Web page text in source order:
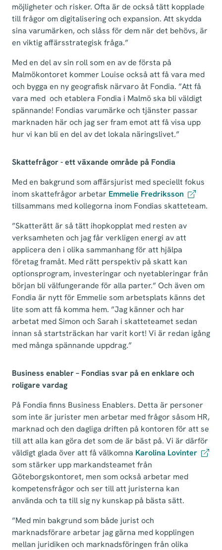
möjligheter och risker. Ofta är de också tätt kopplade
till frågor om digitalisering och expansion. Att skydda
sina varumärken, och slåss för dem när det behövs, är
en viktig affärsstrategisk fråga.”
Med en del av sin roll som en av de första på
Malmökontoret kommer Louise också att få vara med
och bygga en ny geografisk närvaro åt Fondia. ”Att få
vara med och etablera Fondia i Malmö ska bli väldigt
spännande! Fondias varumärke och tjänster passar
marknaden här och jag ser fram emot att få visa upp
hur vi kan bli en del av det lokala näringslivet.”
Skattefrågor - ett växande område på Fondia
Med en bakgrund som affärsjurist med speciellt fokus
inom skattefrågor arbetar Emmelie Fredriksson
tillsammans med kollegorna inom Fondias skatteteam.
”Skatterätt är så tätt ihopkopplat med resten av
verksamheten och jag får verkligen energi av att
applicera den i olika sammanhang för att hjälpa
företag framåt. Med rätt perspektiv på skatt kan
optionsprogram, investeringar och nyetableringar från
början bli välfungerande för alla parter.” Och även om
Fondia är nytt för Emmelie som arbetsplats känns det
lite som att få komma hem. ”Jag känner och har
arbetat med Simon och Sarah i skatteteamet sedan
innan så startsträckan har varit kort! Vi är redan igång
med många spännande uppdrag.”
Business enabler – Fondias svar på en enklare och
roligare vardag
På Fondia finns Business Enablers. Detta är personer
som inte är jurister men arbetar med frågor såsom HR,
marknad och den dagliga driften på kontoren för att se
till att alla kan göra det som de är bäst på. Vi är därför
väldigt glada över att få välkomna Karolina Lovinter
som stärker upp markandsteamet från
Göteborgskontoret, men som också arbetar med
kompetensfrågor och ser till att juristerna kan
använda och ta till sig ny kunskap på bästa sätt.
”Med min bakgrund som både jurist och
marknadsförare arbetar jag gärna med kopplingen
mellan juridiken och marknadsföringen från olika